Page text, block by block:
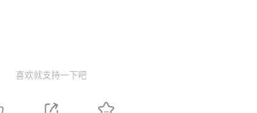
喜欢就支持一下吧